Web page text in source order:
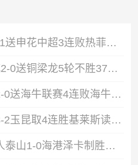
近3轮首胜！铁人3-1送申花中超3连败热菲尼奥双响邦本宜裕传射
终结2连败！新鹏城2-0送铜梁龙5轮不胜37岁姜至鹏破门韦斯利建功
笑傲德比！西海岸2-0送海牛联赛4连败海牛仍垫底西海岸升至第二
让二追三！津门虎3-2玉昆取4连胜基莱斯读秒绝杀萨尔瓦多破门
换帅后开门红！十人泰山1-0海港泽卡制胜于金永扑点海港三球被吹